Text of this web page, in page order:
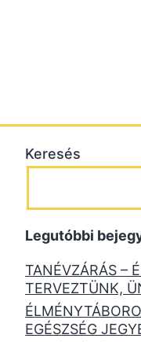
Keresés
Legutóbbi
TANÉVZÁRÁS –
TERVEZTÜNK,
EGÉSZSÉG